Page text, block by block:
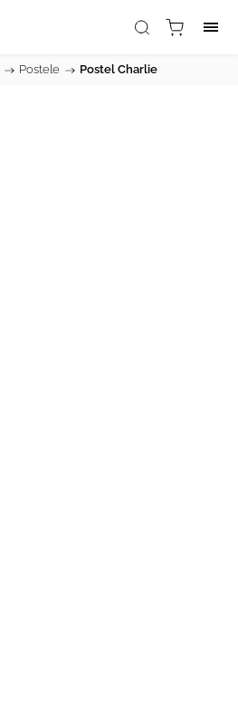
/ Postele / Postel Charlie